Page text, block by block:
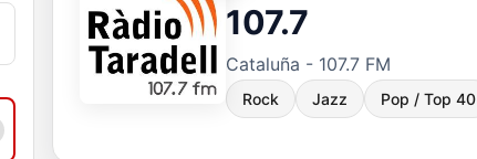
107.7
Cataluña - 107.7 FM
Rock Jazz Pop / Top 40